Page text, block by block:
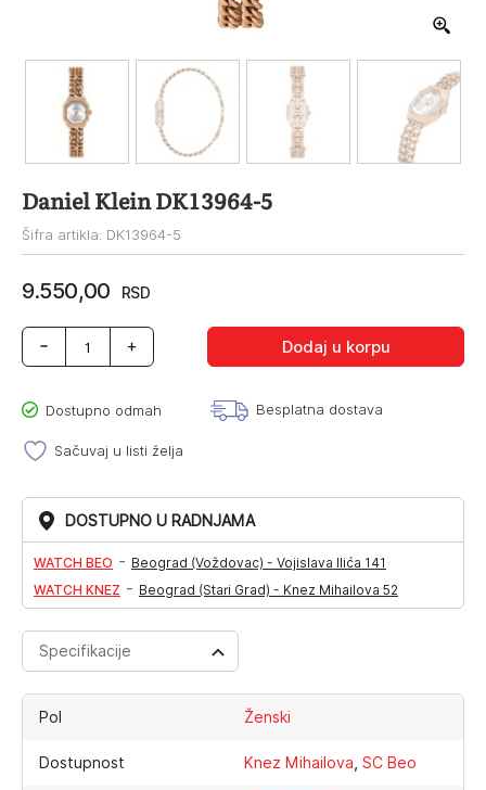
Daniel Klein DK13964-5
Šifra artikla: DK13964-5
9.550,00 RSD
Daniel
Klein
5
količina
Dodaj u korpu
Dostupno odmah Besplatna dostava
Sačuvaj u listi želja
DOSTUPNO U RADNJAMA
WATCH BEO - Beograd (Voždovac) - Vojislava Ilića 141
WATCH KNEZ - Beograd (Stari Grad) - Knez Mihailova 52
Specifikacije
Pol Ženski
Dostupnost Knez Mihailova, SC Beo